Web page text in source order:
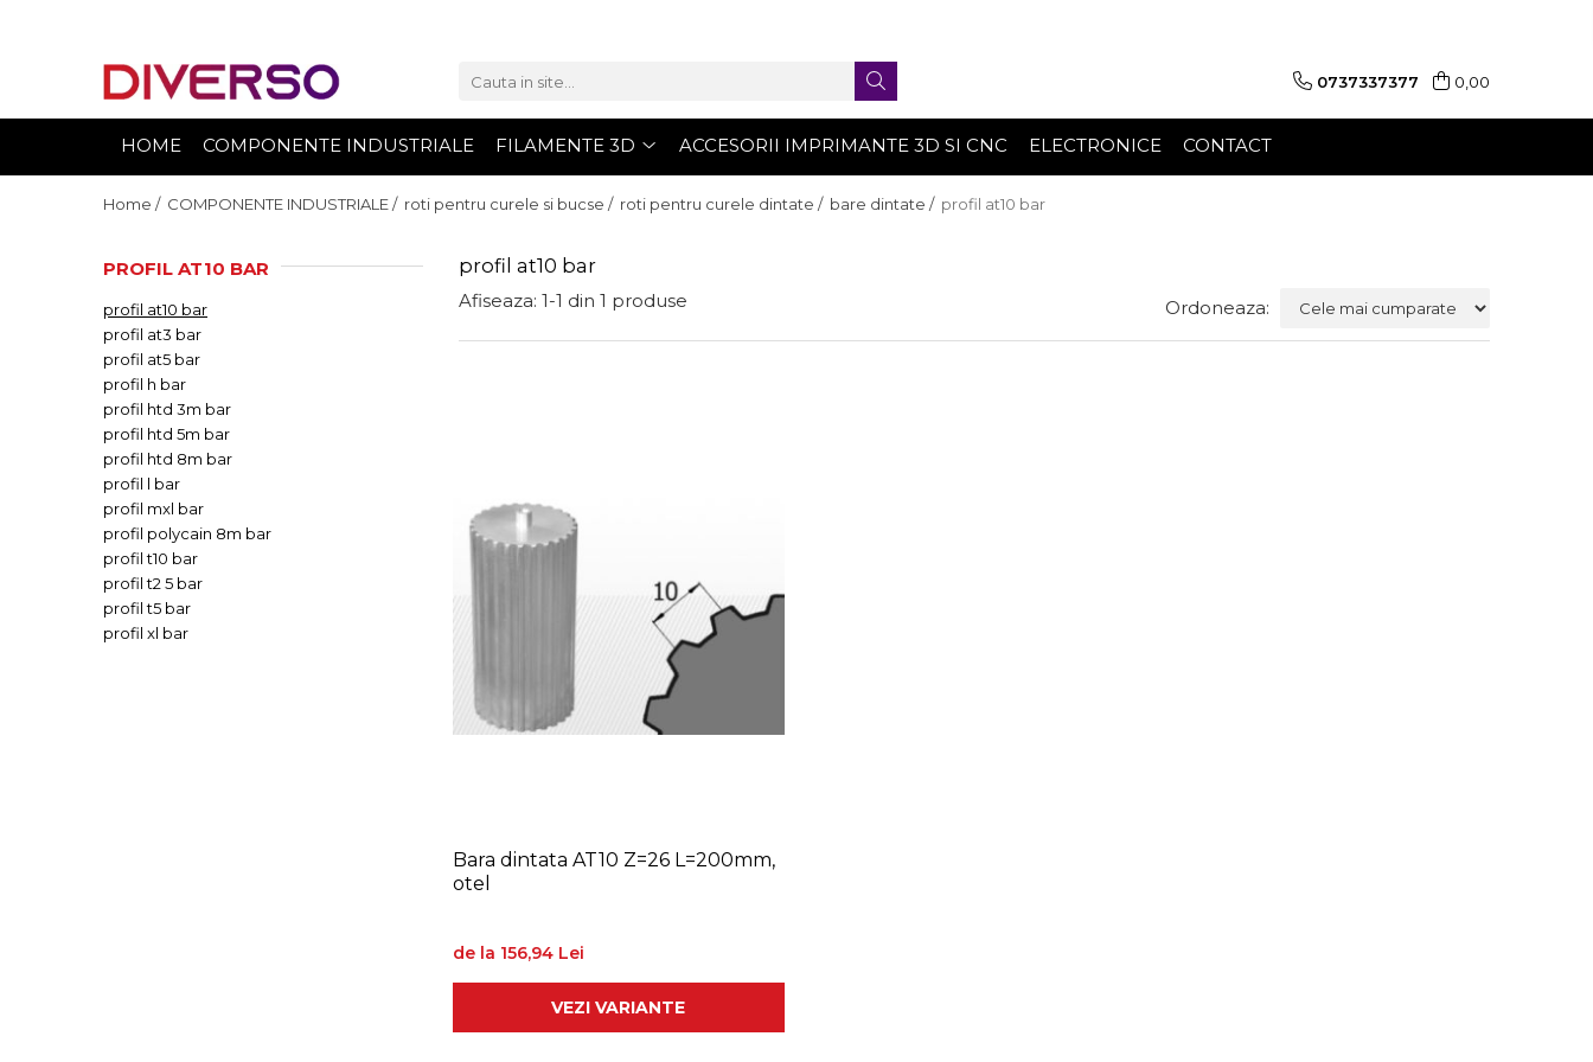
FILAMENTE 3D
MULTIMATERIAL
0737337377 0,00
HOME COMPONENTE INDUSTRIALE FILAMENTE 3D ACCESORII IMPRIMANTE 3D SI CNC ELECTRONICE CONTACT
Home / COMPONENTE INDUSTRIALE / roti pentru curele si bucse / roti pentru curele dintate / bare dintate / profil at10 bar
profil at10 bar
PROFIL AT10 BAR
profil at10 bar
profil at3 bar
profil at5 bar
profil h bar
profil htd 3m bar
profil htd 5m bar
profil htd 8m bar
profil l bar
profil mxl bar
profil polycain 8m bar
profil t10 bar
profil t2 5 bar
profil t5 bar
profil xl bar
Afiseaza: 1-1 din 1 produse Ordoneaza:
Bara dintata AT10 Z=26 L=200mm,
otel
de la 156,94 Lei
VEZI VARIANTE